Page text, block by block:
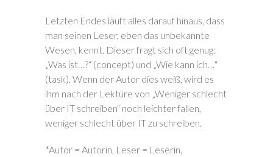
Letzten Endes läuft alles darauf hinaus, dass
man seinen Leser, eben das unbekannte
Wesen, kennt. Dieser fragt sich oft genug:
„Was ist…?“ (concept) und „Wie kann ich…“
(task). Wenn der Autor dies weiß, wird es
ihm nach der Lektüre von „Weniger schlecht
über IT schreiben“ noch leichter fallen,
weniger schlecht über IT zu schreiben.
*Autor = Autorin, Leser = Leserin,